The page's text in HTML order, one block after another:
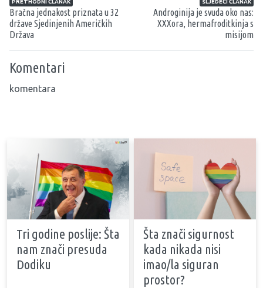
Bračna jednakost priznata u 32
države Sjedinjenih Američkih
Država
Androginija je svuda oko nas:
XXXora, hermafroditkinja s
misijom
Komentari
komentara
Tri godine poslije: Šta
nam znači presuda
Dodiku
Šta znači sigurnost
kada nikada nisi
imao/la siguran
prostor?